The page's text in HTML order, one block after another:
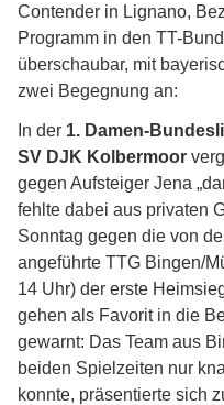
Contender in Lignano,
Programm in den TT-
überschaubar, mit
zwei Begegnung an:
In der 1. Damen-
SV DJK Kolbermoor
gegen Aufsteiger Jena
fehlte dabei aus privaten
Sonntag gegen die von
angeführte TTG Bingen/
14 Uhr) der erste
gehen als Favorit in die
gewarnt: Das Team aus
beiden Spielzeiten nur
konnte, präsentierte sich